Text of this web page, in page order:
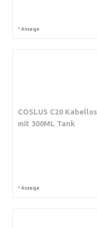
* Anzeige
COSLUS C20
mit 300ML Tank
* Anzeige